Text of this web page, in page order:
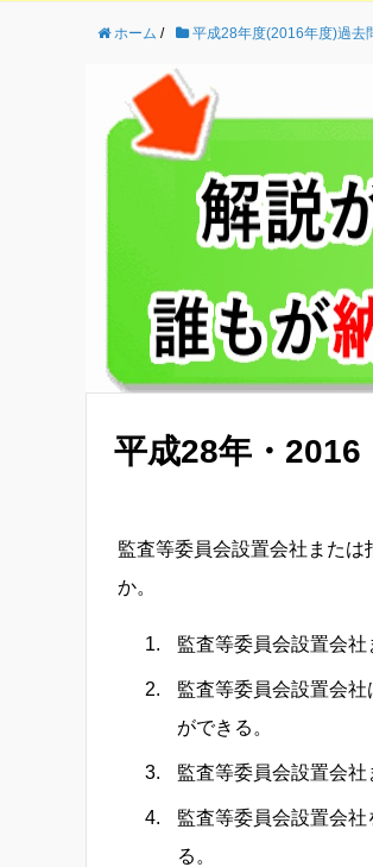
ホーム / 平成28年度(2016年度)過去
平成28年・2016
監査等委員会設置会社また
か。
監査等委員会設置会
監査等委員会設置会
ができる。
監査等委員会設置会
監査等委員会設置会
る。